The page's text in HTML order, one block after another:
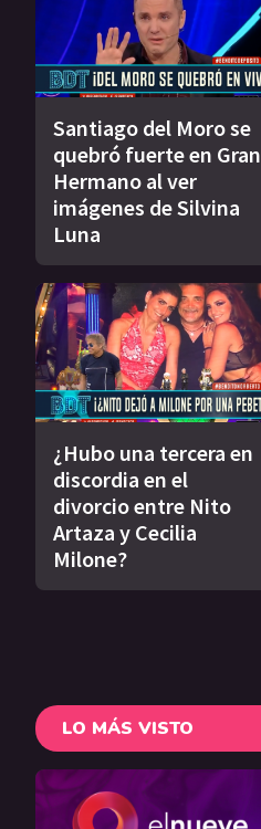
Santiago del Moro se
quebró fuerte en Gran
Hermano al ver
imágenes de Silvina
Luna
¿Hubo una tercera en
discordia en el
divorcio entre Nito
Artaza y Cecilia
Milone?
LO MÁS VISTO